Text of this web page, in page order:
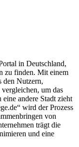
in Deutschland,
zu finden. Mit einem
den Nutzern,
um das
andere Stadt zieht
wird der Prozess
von
trägt die
und eine